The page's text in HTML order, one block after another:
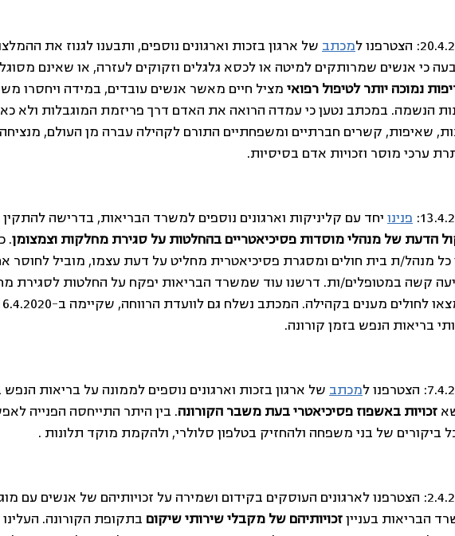
הצטרפנו ל מכתב של ארגון בזכות וארגונים נוספים, ותבענו לגנוז את
כי אנשים שמרותקים למיטה או לכסא גלגלים וזקוקים לעזרה, או שאינם
נמוכה יותר לטיפול רפואי מציל חיים מאשר אנשים עובדים, במידה ויחסרו
הנשמה. במכתב נטען כי עמדה הרואה את האדם דרך פריזמת המוגבלות ולא
שאיפות, קשרים חברתיים ומשפחתיים התורם לקהילה עברה מן העולם,
ערכי מוסר וזכויות אדם בסיסיות.
פנינו יחד עם קליניקות וארגונים נוספים למשרד הבריאות, בדרישה
הדעת של מנהלי מוסדות פסיכיאטריים בהחלטות על סגירת מחלקות וצמצומן.
כל מנהל/ת בית חולים ומסגרת פסיכיאטרית מחליט על דעת עצמו, מוביל לחוסר
קשה במטופלים/ות. דרשנו עוד שמשרד הבריאות יפקח על החלטות לסגירת
בריאות הנפש בזמן קורונה.
ל מכתב של ארגון בזכות וארגונים נוספים לממונה על בריאות
זכויות באשפוז פסיכיאטרי בעת משבר הקורונה. בין היתר התייחסה הפנייה
ביקורים של בני משפחה ולהחזיק בטלפון סלולרי, ולהקמת מוקד תלונות .
ושמירה על זכויותיהם של אנשים עם מוגבלויות ב
הבריאות בעניין זכויותיהם של מקבלי שירותי שיקום בתקופת הקורונה.